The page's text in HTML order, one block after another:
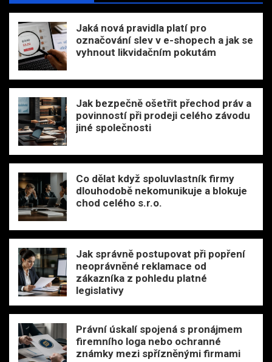
Jaká nová pravidla platí pro
označování slev v e-shopech a jak se
vyhnout likvidačním pokutám
Jak bezpečně ošetřit přechod práv a
povinností při prodeji celého závodu
jiné společnosti
Co dělat když spoluvlastník firmy
dlouhodobě nekomunikuje a blokuje
chod celého s.r.o.
Jak správně postupovat při popření
neoprávněné reklamace od
zákazníka z pohledu platné
legislativy
Právní úskalí spojená s pronájmem
firemního loga nebo ochranné
známky mezi spřízněnými firmami